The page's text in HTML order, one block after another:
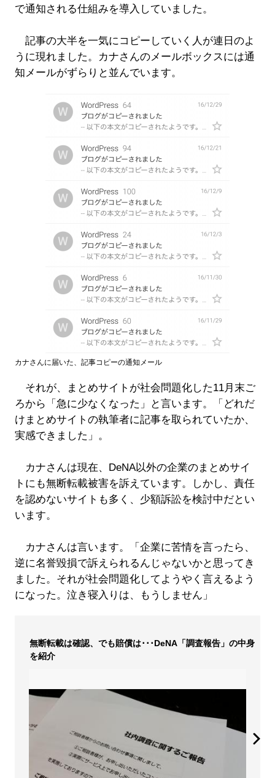
で通知される仕組みを導入していました。
記事の大半を一気にコピーしていく人が連日のよ
うに現れました。カナさんのメールボックスには通
知メールがずらりと並んでいます。
カナさんに届いた、記事コピーの通知メール
それが、まとめサイトが社会問題化した11月末ご
ろから「急に少なくなった」と言います。「どれだ
けまとめサイトの執筆者に記事を取られていたか、
実感できました」。
カナさんは現在、DeNA以外の企業のまとめサイ
トにも無断転載被害を訴えています。しかし、責任
を認めないサイトも多く、少額訴訟を検討中だとい
います。
カナさんは言います。「企業に苦情を言ったら、
逆に名誉毀損で訴えられるんじゃないかと思ってき
ました。それが社会問題化してようやく言えるよう
になった。泣き寝入りは、もうしません」
無断転載は確認、でも賠償は･･･DeNA「調査報告」の中身
を紹介